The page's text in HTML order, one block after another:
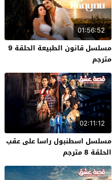
01:56:52
مسلسل قانون الطبيعة الحلقة 9
مترجم
02:11:12
مسلسل اسطنبول راسا على عقب
الحلقة 8 مترجم